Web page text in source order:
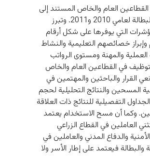
العام والخاص المستند إلى
نتائج مسحي الاستخدام والعمالة والبطالة لعامي 2010 و2011. وتبرز
التي يوفرها على شكل أرقام
خصائصهم التعليمية والنشاط
العملية والمهنة ومستوى الرواتب
في القطاعين العام والخاص
القرار والباحثين والمهتمين في
والنتائج التحليلية لحجم
التفصيلية للنتائج ذات العلاقة
وكما أن مسح الاستخدام يعتمد
العاملين في القطاع الزراعي
والدفاع المدني والعاملين في
فيعتمد على إطار الأسر ولا